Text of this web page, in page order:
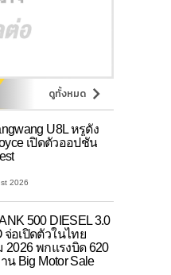
ดูทั้งหมด
U8L หรูดั่ง
เปิดตัวออปชัน
2026
500 DIESEL 3.0
จ่อเปิดตัวในไทย
2026 พกแรงบิด 620
น Big Motor Sale